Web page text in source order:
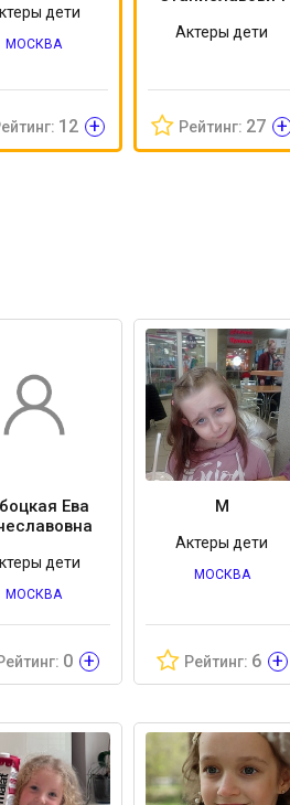
дети
МОСКВА
12 +
Актеры дети
Рейтинг: 27 +
Ева
дети
МОСКВА
0 +
М
Актеры дети
МОСКВА
Рейтинг: 6 +